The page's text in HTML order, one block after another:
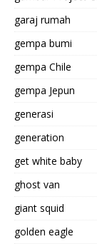
garaj rumah
gempa bumi
gempa Chile
gempa Jepun
generasi
generation
get white baby
ghost van
giant squid
golden eagle